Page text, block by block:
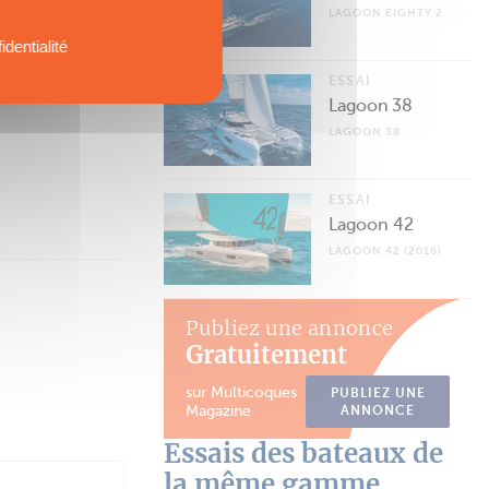
LAGOON EIGHTY 2
ESSAI
Lagoon 38
LAGOON 38
ESSAI
Lagoon 42
LAGOON 42 (2016)
Publiez une annonce
Gratuitement
sur Multicoques
Magazine
PUBLIEZ UNE
ANNONCE
Essais des bateaux de